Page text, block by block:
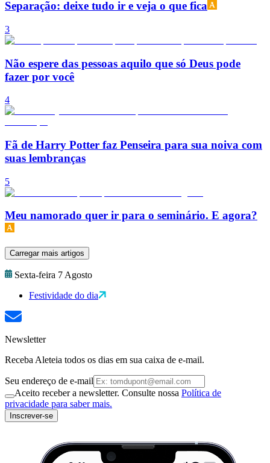
Separação: deixe tudo ir e veja o que fica
3
Não espere das pessoas aquilo que só Deus pode
fazer por você
4
Fã de Harry Potter faz Penseira para sua noiva com
suas lembranças
5
Meu namorado quer ir para o seminário. E agora?
Carregar mais artigos
Sexta-feira 7 Agosto
Festividade do dia
Newsletter
Receba Aleteia todos os dias em sua caixa de e-mail.
Seu endereço de e-mail
Aceito receber a newsletter. Consulte nossa Política de
privacidade para saber mais.
Inscrever-se